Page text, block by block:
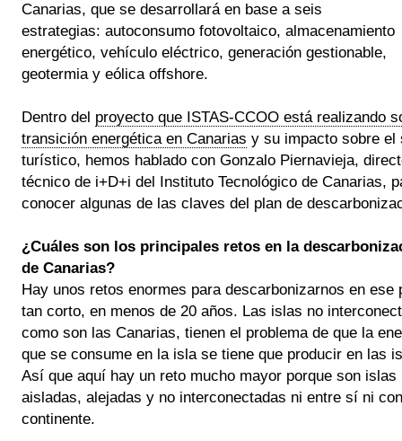
Canarias, que se desarrollará en base a seis
estrategias: autoconsumo fotovoltaico, almacenamiento
energético, vehículo eléctrico, generación gestionable,
geotermia y eólica offshore.
Dentro del proyecto que ISTAS-CCOO está realizando
transición energética en Canarias y su impacto sobre el
turístico, hemos hablado con Gonzalo Piernavieja,
técnico de i+D+i del Instituto Tecnológico de Canarias,
conocer algunas de las claves del plan de
¿Cuáles son los principales retos en la
de Canarias?
Hay unos retos enormes para descarbonizarnos en ese
tan corto, en menos de 20 años. Las islas no
como son las Canarias, tienen el problema de que la
que se consume en la isla se tiene que producir en las
Así que aquí hay un reto mucho mayor porque son islas
aisladas, alejadas y no interconectadas ni entre sí ni
continente.